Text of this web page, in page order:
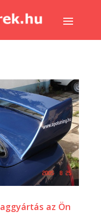
az Ön